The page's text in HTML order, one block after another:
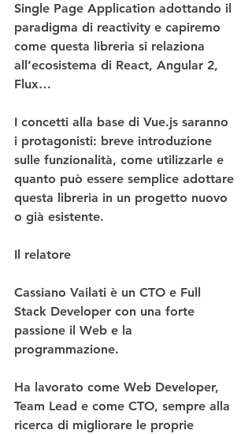
Single Page Application adottando il
paradigma di reactivity e capiremo
come questa libreria si relaziona
all’ecosistema di React, Angular 2,
Flux…
I concetti alla base di Vue.js saranno
i protagonisti: breve introduzione
sulle funzionalità, come utilizzarle e
quanto può essere semplice adottare
questa libreria in un progetto nuovo
o già esistente.
Il relatore
Cassiano Vailati è un CTO e Full
Stack Developer con una forte
passione il Web e la
programmazione.
Ha lavorato come Web Developer,
Team Lead e come CTO, sempre alla
ricerca di migliorare le proprie